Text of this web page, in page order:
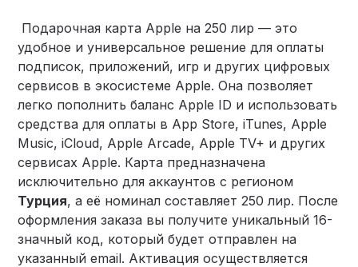
Подарочная карта Apple на 250 лир — это
удобное и универсальное решение для оплаты
подписок, приложений, игр и других цифровых
сервисов в экосистеме Apple. Она позволяет
легко пополнить баланс Apple ID и использовать
средства для оплаты в App Store, iTunes, Apple
Music, iCloud, Apple Arcade, Apple TV+ и других
сервисах Apple. Карта предназначена
исключительно для аккаунтов с регионом
Турция, а её номинал составляет 250 лир. После
оформления заказа вы получите уникальный 16-
значный код, который будет отправлен на
указанный email. Активация осуществляется